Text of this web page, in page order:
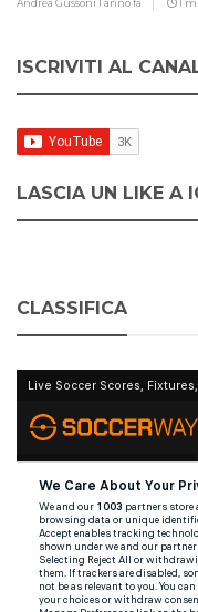
Andrea Gussoni1 anno fa 1
ISCRIVITI AL
LASCIA UN LIKE A
CLASSIFICA